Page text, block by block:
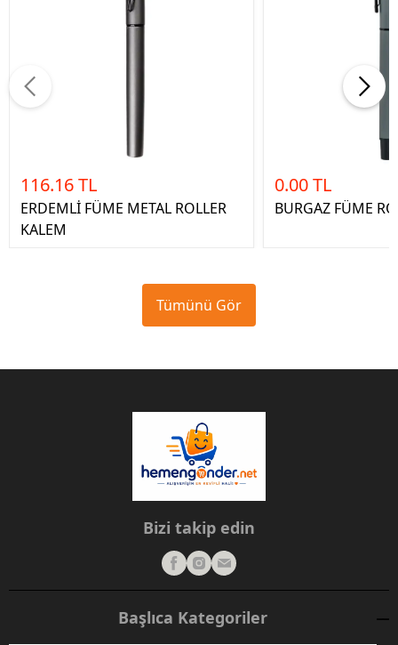
116.16 TL
ERDEMLİ FÜME METAL ROLLER
KALEM
0.00 TL
BURGAZ FÜME
Tümünü Gör
Bizi takip edin
Başlıca Kategoriler